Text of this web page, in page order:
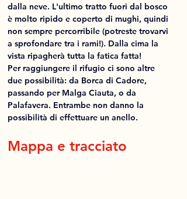
dalla neve. L'ultimo tratto fuori dal bosco
è molto ripido e coperto di mughi, quindi
non sempre percorribile (potreste trovarvi
a sprofondare tra i rami!). Dalla cima la
vista ripagherà tutta la fatica fatta!
Per raggiungere il rifugio ci sono altre
due possibilità: da Borca di Cadore,
passando per Malga Ciauta, o da
Palafavera. Entrambe non danno la
possibilità di effettuare un anello.
Mappa e tracciato